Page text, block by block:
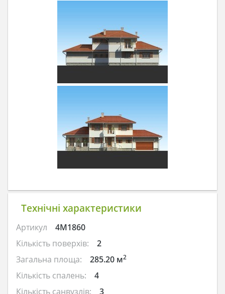
Технічні характеристики
Артикул
4M1860
Кількість поверхів:
2
Загальна площа:
285.20 м2
Кількість спалень:
4
Кількість санвузлів:
3